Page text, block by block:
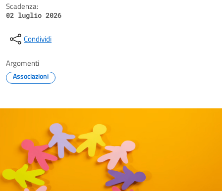
Scadenza:
02 luglio 2026
Condividi
Argomenti
Associazioni